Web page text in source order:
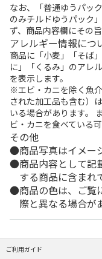
なお、「普通ゆうパッ
のみチルドゆうパック
ず、商品内容欄にその
アレルギー情報につ
商品に「小麦」「そば
に」「くるみ」のアレ
を表示します。
※エビ・カニを除く魚
された加工品も含む）
いる場合があります。
ビ・カニを食べている
その他
商品写真はイメー
商品内容として記
する商品に含まれ
商品の色は、ご覧
際と異なる場合が
ご利用ガイド